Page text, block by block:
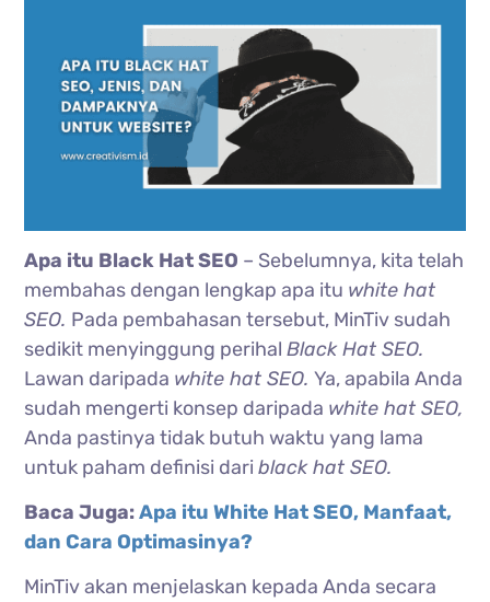
Apa itu Black Hat SEO – Sebelumnya, kita telah
membahas dengan lengkap apa itu white hat
SEO. Pada pembahasan tersebut, MinTiv sudah
sedikit menyinggung perihalBlack Hat SEO.
Lawan daripada white hat SEO.Ya, apabila Anda
sudah mengerti konsep daripada white hat SEO,
Anda pastinya tidak butuh waktu yang lama
untuk paham definisi dariblack hat SEO.
Baca Juga: Apa itu White Hat SEO, Manfaat,
dan Cara Optimasinya?
MinTiv akan menjelaskan kepada Anda secara